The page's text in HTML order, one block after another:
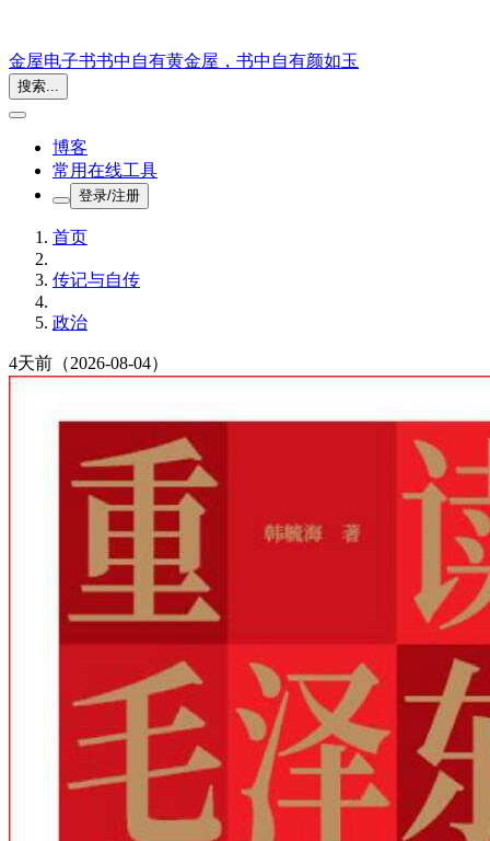
金屋电子书书中自有黄金屋，书中自有颜如玉
搜索...
博客
常用在线工具
登录/注册
首页
传记与自传
政治
4天前 （2026-08-04）